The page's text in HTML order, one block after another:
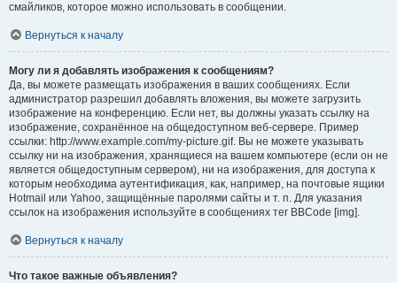
смайликов, которое можно использовать в сообщении.
Вернуться к началу
Могу ли я добавлять изображения к сообщениям?
Да, вы можете размещать изображения в ваших сообщениях. Если
администратор разрешил добавлять вложения, вы можете загрузить
изображение на конференцию. Если нет, вы должны указать ссылку на
изображение, сохранённое на общедоступном веб-сервере. Пример
ссылки: http://www.example.com/my-picture.gif. Вы не можете указывать
ссылку ни на изображения, хранящиеся на вашем компьютере (если он не
является общедоступным сервером), ни на изображения, для доступа к
которым необходима аутентификация, как, например, на почтовые ящики
Hotmail или Yahoo, защищённые паролями сайты и т. п. Для указания
ссылок на изображения используйте в сообщениях тег BBCode [img].
Вернуться к началу
Что такое важные объявления?